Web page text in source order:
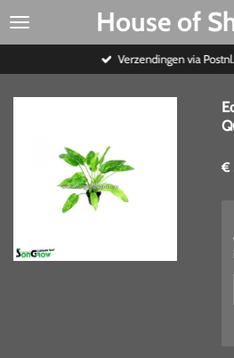
Ga
House of
Verzendingen via
€